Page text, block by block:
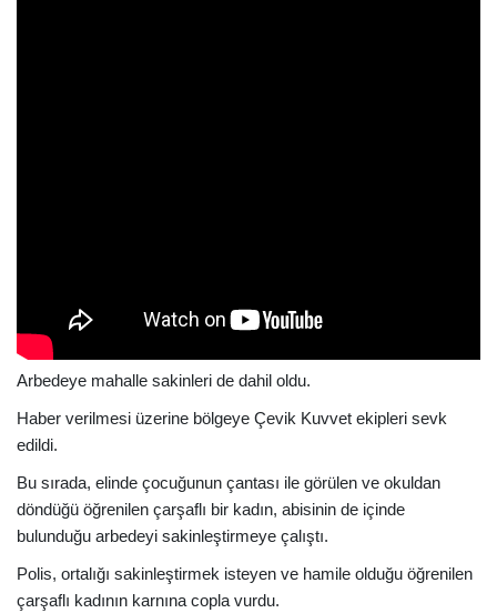
Arbedeye mahalle sakinleri de dahil oldu.
Haber verilmesi üzerine bölgeye Çevik Kuvvet ekipleri sevk
edildi.
Bu sırada, elinde çocuğunun çantası ile görülen ve okuldan
döndüğü öğrenilen çarşaflı bir kadın, abisinin de içinde
bulunduğu arbedeyi sakinleştirmeye çalıştı.
Polis, ortalığı sakinleştirmek isteyen ve hamile olduğu öğrenilen
çarşaflı kadının karnına copla vurdu.